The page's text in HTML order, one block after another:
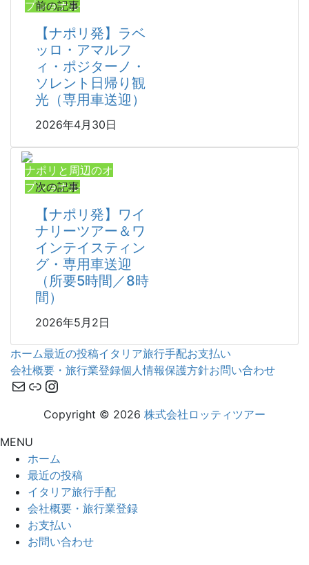
プショナル
前の記事
【ナポリ発】ラベ
ッロ・アマルフ
ィ・ポジターノ・
ソレント日帰り観
光（専用車送迎）
2026年4月30日
ナポリと周辺のオ
プショナル
次の記事
【ナポリ発】ワイ
ナリーツアー＆ワ
インテイスティン
グ・専用車送迎
（所要5時間／8時
間）
2026年5月2日
ホーム最近の投稿イタリア旅行手配お支払い
会社概要・旅行業登録個人情報保護方針お問い合わせ
メール リンク Instagram
Copyright © 2026 株式会社ロッティツアー
MENU
ホーム
最近の投稿
イタリア旅行手配
会社概要・旅行業登録
お支払い
お問い合わせ